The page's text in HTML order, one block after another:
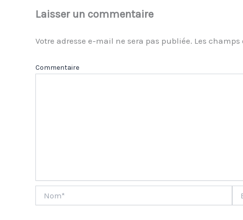
Laisser un commentaire
Votre adresse e-mail ne sera pas publiée. Les